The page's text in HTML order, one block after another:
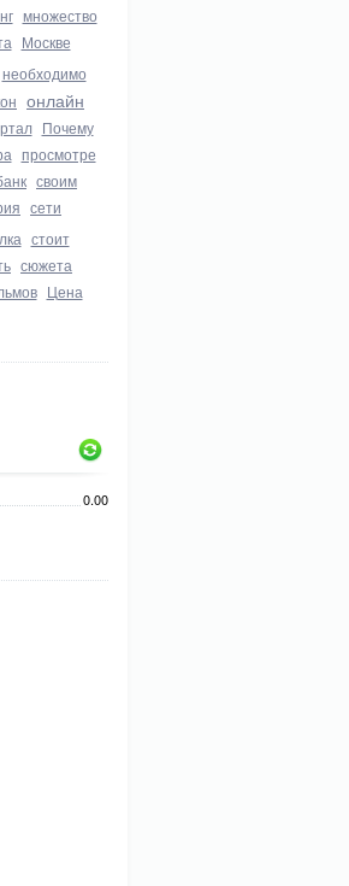
множество
Москве
необходимо
онлайн
Почему
просмотре
своим
сети
стоит
сюжета
Цена
0.00